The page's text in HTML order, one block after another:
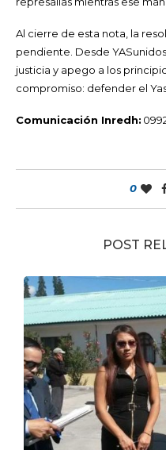
Al cierre de esta nota, la
pendiente. Desde
justicia y apego a los
compromiso: defender el
Comunicación Inredh:
0
POST